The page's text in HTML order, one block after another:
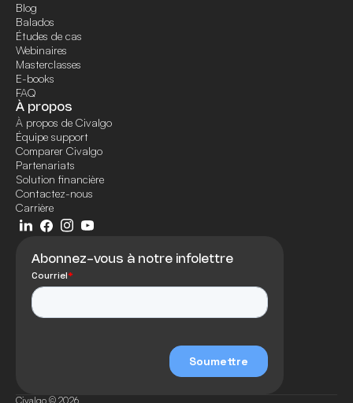
Blog
Balados
Études de cas
Webinaires
Masterclasses
E-books
FAQ
À propos
À propos de Civalgo
Équipe support
Comparer Civalgo
Partenariats
Solution financière
Contactez-nous
Carrière
Abonnez-vous à notre infolettre
Civalgo © 2026